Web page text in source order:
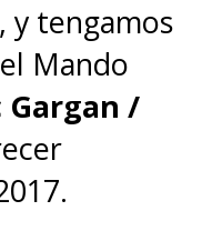
, y tengamos
Mando
Gargan /